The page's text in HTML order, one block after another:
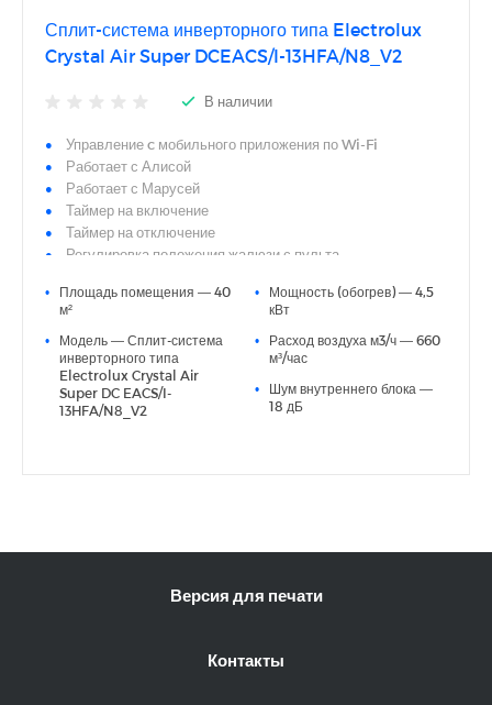
Сплит-система инверторного типа Electrolux
Crystal Air Super DCEACS/I-13HFA/N8_V2
В наличии
Управление c мобильного приложения по Wi-Fi
Работает с Алисой
Работает с Марусей
Таймер на включение
Таймер на отключение
Регулировка положения жалюзи с пульта
Регулировка температуры охлаждения
Точность установки температуры 0,5 °С
Автоматический режим
Поддержание температуры вблизи пульта управления
Количество скоростей воздушного потока 6
Режим SLEEP
Авторестарт при отключении питания
•
Площадь помещения — 40
м²
•
Модель — Сплит-система
инверторного типа
Electrolux Crystal Air
Super DC EACS/I-
13HFA/N8_V2
•
Мощность (обогрев) — 4,5
кВт
•
Расход воздуха м3/ч — 660
м³/час
•
Шум внутреннего блока —
18 дБ
Версия для печати
Контакты